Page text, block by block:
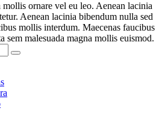
ornare vel eu leo. Aenean lacinia
Aenean lacinia bibendum nulla sed
mollis interdum. Maecenas faucibus
sem malesuada magna mollis euismod.